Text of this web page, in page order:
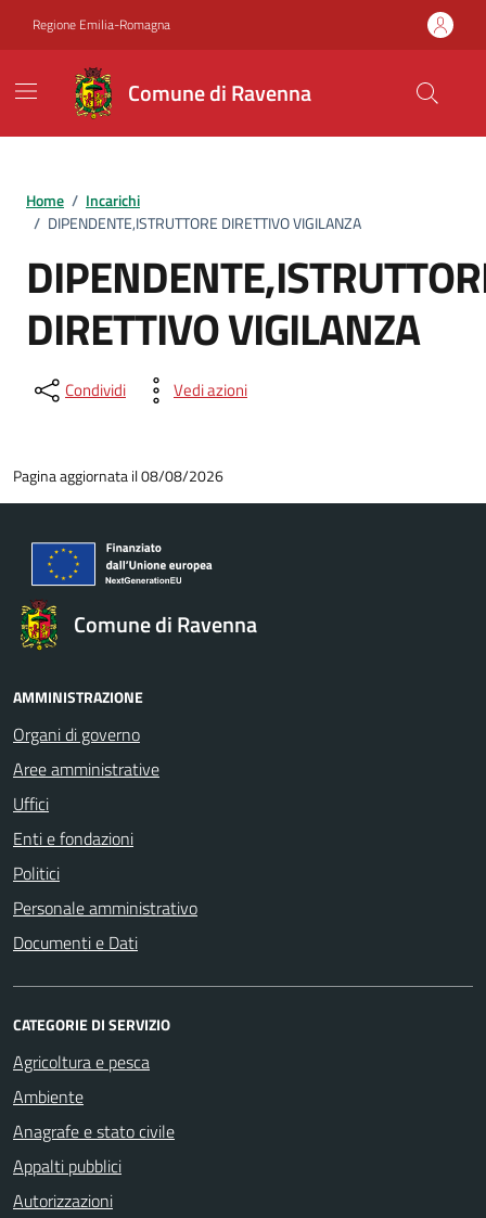
Regione Emilia-Romagna
Comune di Ravenna
Home / Incarichi
/ DIPENDENTE,ISTRUTTORE DIRETTIVO VIGILANZA
DIRETTIVO VIGILANZA
Condividi Vedi azioni
Pagina aggiornata il 08/08/2026
Comune di Ravenna
AMMINISTRAZIONE
Organi di governo
Aree amministrative
Uffici
Enti e fondazioni
Politici
Personale amministrativo
Documenti e Dati
CATEGORIE DI SERVIZIO
Agricoltura e pesca
Ambiente
Anagrafe e stato civile
Appalti pubblici
Autorizzazioni